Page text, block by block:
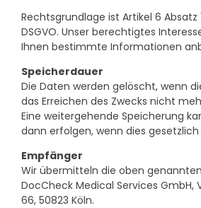
Rechtsgrundlage ist Artikel 6 Absatz
DSGVO. Unser berechtigtes
Ihnen bestimmte Informationen
Speicherdauer
Die Daten werden gelöscht, wenn
das Erreichen des Zwecks nicht
Eine weitergehende Speicherung
dann erfolgen, wenn dies
Empfänger
Wir übermitteln die oben
DocCheck Medical Services GmbH,
66, 50823 Köln.